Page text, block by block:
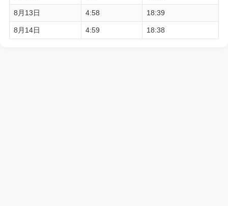
8月13日 4:58 18:39
8月14日 4:59 18:38